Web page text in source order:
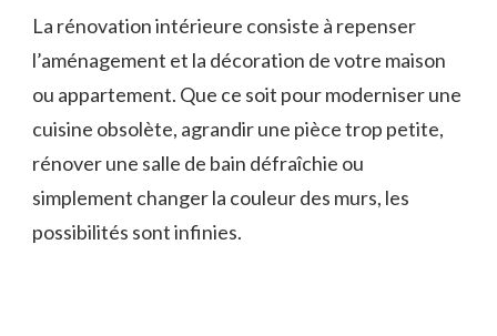
La rénovation intérieure consiste à repenser
l’aménagement et la décoration de votre maison
ou appartement. Que ce soit pour moderniser une
cuisine obsolète, agrandir une pièce trop petite,
rénover une salle de bain défraîchie ou
simplement changer la couleur des murs, les
possibilités sont infinies.